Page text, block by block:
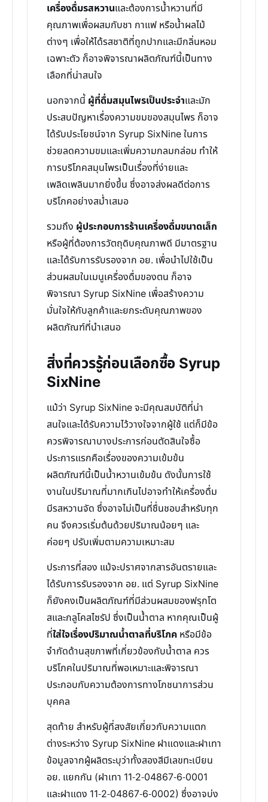
เครื่องดื่มรสหวานและต้องการน้ำหวานที่มี
คุณภาพเพื่อผสมกับชา กาแฟ หรือน้ำผลไม้
ต่างๆ เพื่อให้ได้รสชาติที่ถูกปากและมีกลิ่นหอม
เฉพาะตัว ก็อาจพิจารณาผลิตภัณฑ์นี้เป็นทาง
เลือกที่น่าสนใจ
นอกจากนี้ ผู้ที่ดื่มสมุนไพรเป็นประจำและมัก
ประสบปัญหาเรื่องความขมของสมุนไพร ก็อาจ
ได้รับประโยชน์จาก Syrup SixNine ในการ
ช่วยลดความขมและเพิ่มความกลมกล่อม ทำให้
การบริโภคสมุนไพรเป็นเรื่องที่ง่ายและ
เพลิดเพลินมากยิ่งขึ้น ซึ่งอาจส่งผลดีต่อการ
บริโภคอย่างสม่ำเสมอ
รวมถึง ผู้ประกอบการร้านเครื่องดื่มขนาดเล็ก
หรือผู้ที่ต้องการวัตถุดิบคุณภาพดี มีมาตรฐาน
และได้รับการรับรองจาก อย. เพื่อนำไปใช้เป็น
ส่วนผสมในเมนูเครื่องดื่มของตน ก็อาจ
พิจารณา Syrup SixNine เพื่อสร้างความ
มั่นใจให้กับลูกค้าและยกระดับคุณภาพของ
ผลิตภัณฑ์ที่นำเสนอ
สิ่งที่ควรรู้ก่อนเลือกซื้อ Syrup
SixNine
แม้ว่า Syrup SixNine จะมีคุณสมบัติที่น่า
สนใจและได้รับความไว้วางใจจากผู้ใช้ แต่ก็มีข้อ
ควรพิจารณาบางประการก่อนตัดสินใจซื้อ
ประการแรกคือเรื่องของความเข้มข้น
ผลิตภัณฑ์นี้เป็นน้ำหวานเข้มข้น ดังนั้นการใช้
งานในปริมาณที่มากเกินไปอาจทำให้เครื่องดื่ม
มีรสหวานจัด ซึ่งอาจไม่เป็นที่ชื่นชอบสำหรับทุก
คน จึงควรเริ่มต้นด้วยปริมาณน้อยๆ และ
ค่อยๆ ปรับเพิ่มตามความเหมาะสม
ประการที่สอง แม้จะปราศจากสารอันตรายและ
ได้รับการรับรองจาก อย. แต่ Syrup SixNine
ก็ยังคงเป็นผลิตภัณฑ์ที่มีส่วนผสมของฟรุกโต
สและกลูโคสไซรัป ซึ่งเป็นน้ำตาล หากคุณเป็นผู้
ที่ใส่ใจเรื่องปริมาณน้ำตาลที่บริโภค หรือมีข้อ
จำกัดด้านสุขภาพที่เกี่ยวข้องกับน้ำตาล ควร
บริโภคในปริมาณที่พอเหมาะและพิจารณา
ประกอบกับความต้องการทางโภชนาการส่วน
บุคคล
สุดท้าย สำหรับผู้ที่สงสัยเกี่ยวกับความแตก
ต่างระหว่าง Syrup SixNine ฝาแดงและฝาเทา
ข้อมูลจากผู้ผลิตระบุว่าทั้งสองสีมีเลขทะเบียน
อย. แยกกัน (ฝาเทา 11-2-04867-6-0001
และฝาแดง 11-2-04867-6-0002) ซึ่งอาจบ่ง